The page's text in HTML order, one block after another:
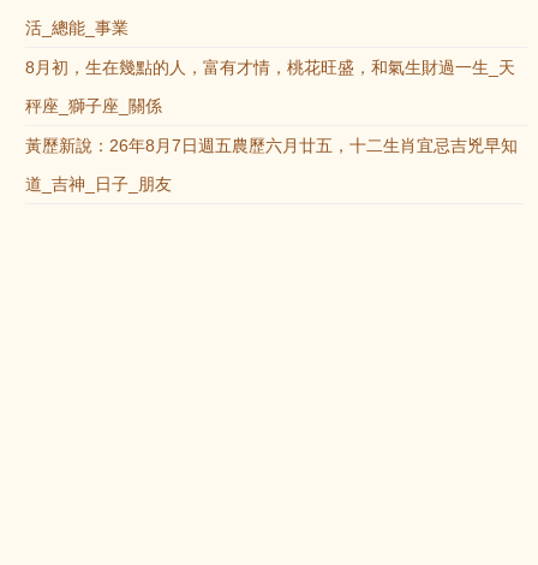
活_總能_事業
8月初，生在幾點的人，富有才情，桃花旺盛，和氣生財過一生_天
秤座_獅子座_關係
黃歷新說：26年8月7日週五農歷六月廿五，十二生肖宜忌吉兇早知
道_吉神_日子_朋友